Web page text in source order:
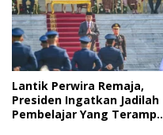
Lantik Perwira Remaja,
Presiden Ingatkan Jadilah
Pembelajar Yang Terampil